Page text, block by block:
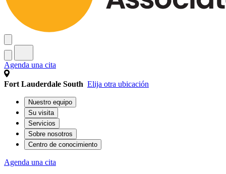
Agenda una cita
Fort Lauderdale South Elija otra ubicación
Nuestro equipo
Su visita
Servicios
Sobre nosotros
Centro de conocimiento
Agenda una cita